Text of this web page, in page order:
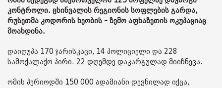
კონტროლი. ცხინვალის რეგიონის სოფლების გარდა,
რუსეთმა კოდორის ხეობის - ზემო აფხაზეთის ოკუპაციაც
მოახდინა.
დაიღუპა 170 ჯარისკაცი, 14 პოლიციელი და 228
სამოქალაქო პირი. 22 დღემდე დაკარგულად მიიჩნევა.
ომის პერიოდში 150 000 ადამიანი დევნილად იქცა,